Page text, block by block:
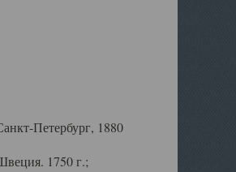
Петербург, 1880
1750 г.;